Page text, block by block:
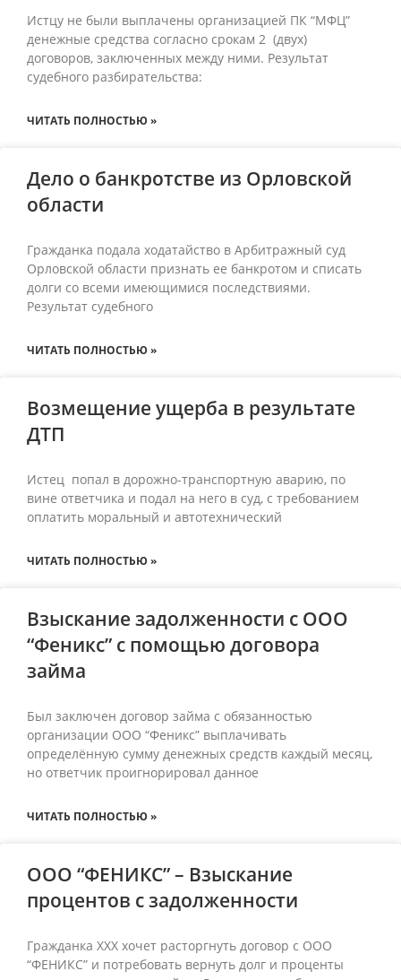
Истцу не были выплачены организацией ПК “МФЦ”
денежные средства согласно срокам 2 (двух)
договоров, заключенных между ними. Результат
судебного разбирательства:
ЧИТАТЬ ПОЛНОСТЬЮ »
Дело о банкротстве из Орловской
области
Гражданка подала ходатайство в Арбитражный суд
Орловской области признать ее банкротом и списать
долги со всеми имеющимися последствиями.
Результат судебного
ЧИТАТЬ ПОЛНОСТЬЮ »
Возмещение ущерба в результате
ДТП
Истец попал в дорожно-транспортную аварию, по
вине ответчика и подал на него в суд, с требованием
оплатить моральный и автотехнический
ЧИТАТЬ ПОЛНОСТЬЮ »
Взыскание задолженности с ООО
“Феникс” с помощью договора
займа
Был заключен договор займа с обязанностью
организации ООО “Феникс” выплачивать
определённую сумму денежных средств каждый месяц,
но ответчик проигнорировал данное
ЧИТАТЬ ПОЛНОСТЬЮ »
ООО “ФЕНИКС” – Взыскание
процентов с задолженности
Гражданка ХХХ хочет расторгнуть договор с ООО
“ФЕНИКС” и потребовать вернуть долг и проценты